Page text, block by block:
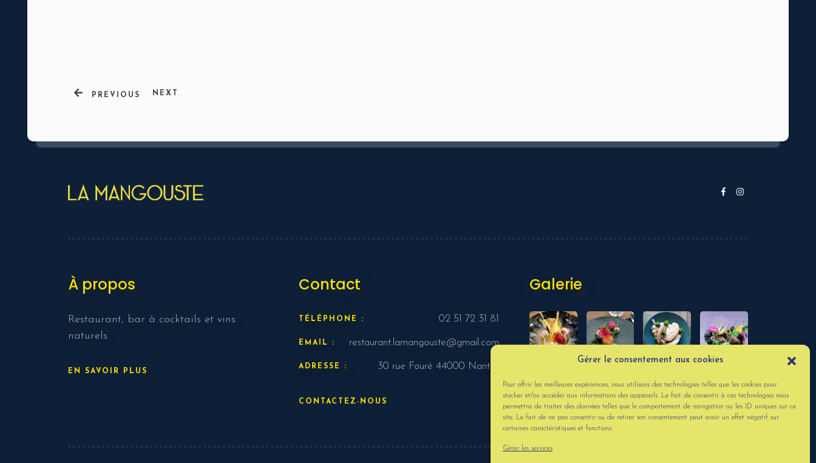
Gérer le consentement aux cookies
Pour offrir les meilleures expériences, nous utilisons des technologies telles que les cookies pour
stocker et/ou accéder aux informations des appareils. Le fait de consentir à ces technologies nous
permettra de traiter des données telles que le comportement de navigation ou les ID uniques sur ce
site. Le fait de ne pas consentir ou de retirer son consentement peut avoir un effet négatif sur
certaines caractéristiques et fonctions.
Gérer les services
PREVIOUS NEXT
À propos
Restaurant, bar à cocktails et vins
naturels.
EN SAVOIR PLUS
Contact
TÉLÉPHONE : 02 51 72 31 81
EMAIL : restaurant.lamangouste@gmail.com
ADRESSE : 30 rue Fouré 44000 Nantes
CONTACTEZ-NOUS
Galerie
RESERVER MA TABLE